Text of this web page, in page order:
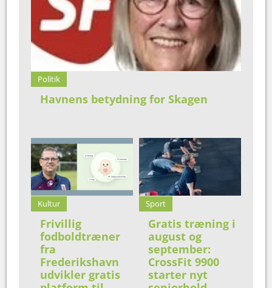
Politik
Havnens betydning for Skagen
Kultur
Frivillig
fodboldtræner
fra
Frederikshavn
udvikler gratis
Sport
Gratis træning i
august og
september:
CrossFit 9900
starter nyt